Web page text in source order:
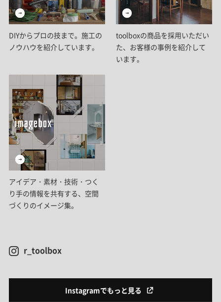
DIYからプロの技まで。施工の
ノウハウを紹介しています。
toolboxの商品を採用いただい
た、お客様の事例を紹介して
います。
アイデア・素材・技術・つく
り手の情報を共有する、空間
づくりのイメージ集。
r_toolbox
Instagramでもっと見る